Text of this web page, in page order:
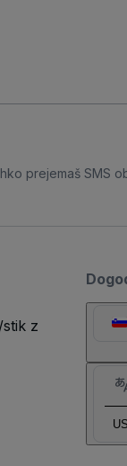
prejemaš SMS
z